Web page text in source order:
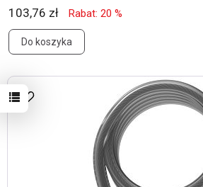
103,76 zł Rabat: 20 %
Do koszyka